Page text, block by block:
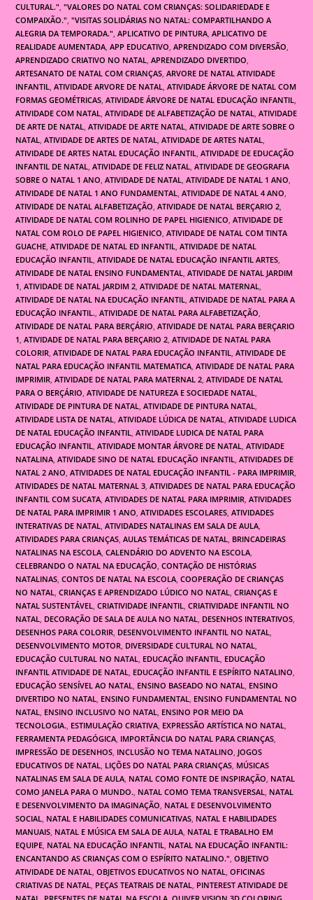
CULTURAL.", "VALORES DO NATAL COM CRIANÇAS: SOLIDARIEDADE E
COMPAIXÃO.", "VISITAS SOLIDÁRIAS NO NATAL: COMPARTILHANDO A
ALEGRIA DA TEMPORADA.", APLICATIVO DE PINTURA, APLICATIVO DE
REALIDADE AUMENTADA, APP EDUCATIVO, APRENDIZADO COM DIVERSÃO,
APRENDIZADO CRIATIVO NO NATAL, APRENDIZADO DIVERTIDO,
ARTESANATO DE NATAL COM CRIANÇAS, ARVORE DE NATAL ATIVIDADE
INFANTIL, ATIVIDADE ARVORE DE NATAL, ATIVIDADE ÁRVORE DE NATAL COM
FORMAS GEOMÉTRICAS, ATIVIDADE ÁRVORE DE NATAL EDUCAÇÃO INFANTIL,
ATIVIDADE COM NATAL, ATIVIDADE DE ALFABETIZAÇÃO DE NATAL, ATIVIDADE
DE ARTE DE NATAL, ATIVIDADE DE ARTE NATAL, ATIVIDADE DE ARTE SOBRE O
NATAL, ATIVIDADE DE ARTES DE NATAL, ATIVIDADE DE ARTES NATAL,
ATIVIDADE DE ARTES NATAL EDUCAÇÃO INFANTIL, ATIVIDADE DE EDUCAÇÃO
INFANTIL DE NATAL, ATIVIDADE DE FELIZ NATAL, ATIVIDADE DE GEOGRAFIA
SOBRE O NATAL 1 ANO, ATIVIDADE DE NATAL, ATIVIDADE DE NATAL 1 ANO,
ATIVIDADE DE NATAL 1 ANO FUNDAMENTAL, ATIVIDADE DE NATAL 4 ANO,
ATIVIDADE DE NATAL ALFABETIZAÇÃO, ATIVIDADE DE NATAL BERÇARIO 2,
ATIVIDADE DE NATAL COM ROLINHO DE PAPEL HIGIENICO, ATIVIDADE DE
NATAL COM ROLO DE PAPEL HIGIENICO, ATIVIDADE DE NATAL COM TINTA
GUACHE, ATIVIDADE DE NATAL ED INFANTIL, ATIVIDADE DE NATAL
EDUCAÇÃO INFANTIL, ATIVIDADE DE NATAL EDUCAÇÃO INFANTIL ARTES,
ATIVIDADE DE NATAL ENSINO FUNDAMENTAL, ATIVIDADE DE NATAL JARDIM
1, ATIVIDADE DE NATAL JARDIM 2, ATIVIDADE DE NATAL MATERNAL,
ATIVIDADE DE NATAL NA EDUCAÇÃO INFANTIL, ATIVIDADE DE NATAL PARA A
EDUCAÇÃO INFANTIL., ATIVIDADE DE NATAL PARA ALFABETIZAÇÃO,
ATIVIDADE DE NATAL PARA BERÇÁRIO, ATIVIDADE DE NATAL PARA BERÇARIO
1, ATIVIDADE DE NATAL PARA BERÇARIO 2, ATIVIDADE DE NATAL PARA
COLORIR, ATIVIDADE DE NATAL PARA EDUCAÇÃO INFANTIL, ATIVIDADE DE
NATAL PARA EDUCAÇÃO INFANTIL MATEMATICA, ATIVIDADE DE NATAL PARA
IMPRIMIR, ATIVIDADE DE NATAL PARA MATERNAL 2, ATIVIDADE DE NATAL
PARA O BERÇÁRIO, ATIVIDADE DE NATUREZA E SOCIEDADE NATAL,
ATIVIDADE DE PINTURA DE NATAL, ATIVIDADE DE PINTURA NATAL,
ATIVIDADE LISTA DE NATAL, ATIVIDADE LÚDICA DE NATAL, ATIVIDADE LUDICA
DE NATAL EDUCAÇÃO INFANTIL, ATIVIDADE LUDICA DE NATAL PARA
EDUCAÇÃO INFANTIL, ATIVIDADE MONTAR ÁRVORE DE NATAL, ATIVIDADE
NATALINA, ATIVIDADE SINO DE NATAL EDUCAÇÃO INFANTIL, ATIVIDADES DE
NATAL 2 ANO, ATIVIDADES DE NATAL EDUCAÇÃO INFANTIL - PARA IMPRIMIR,
ATIVIDADES DE NATAL MATERNAL 3, ATIVIDADES DE NATAL PARA EDUCAÇÃO
INFANTIL COM SUCATA, ATIVIDADES DE NATAL PARA IMPRIMIR, ATIVIDADES
DE NATAL PARA IMPRIMIR 1 ANO, ATIVIDADES ESCOLARES, ATIVIDADES
INTERATIVAS DE NATAL, ATIVIDADES NATALINAS EM SALA DE AULA,
ATIVIDADES PARA CRIANÇAS, AULAS TEMÁTICAS DE NATAL, BRINCADEIRAS
NATALINAS NA ESCOLA, CALENDÁRIO DO ADVENTO NA ESCOLA,
CELEBRANDO O NATAL NA EDUCAÇÃO, CONTAÇÃO DE HISTÓRIAS
NATALINAS, CONTOS DE NATAL NA ESCOLA, COOPERAÇÃO DE CRIANÇAS
NO NATAL, CRIANÇAS E APRENDIZADO LÚDICO NO NATAL, CRIANÇAS E
NATAL SUSTENTÁVEL, CRIATIVIDADE INFANTIL, CRIATIVIDADE INFANTIL NO
NATAL, DECORAÇÃO DE SALA DE AULA NO NATAL, DESENHOS INTERATIVOS,
DESENHOS PARA COLORIR, DESENVOLVIMENTO INFANTIL NO NATAL,
DESENVOLVIMENTO MOTOR, DIVERSIDADE CULTURAL NO NATAL,
EDUCAÇÃO CULTURAL NO NATAL, EDUCAÇÃO INFANTIL, EDUCAÇÃO
INFANTIL ATIVIDADE DE NATAL, EDUCAÇÃO INFANTIL E ESPÍRITO NATALINO,
EDUCAÇÃO SENSÍVEL AO NATAL, ENSINO BASEADO NO NATAL, ENSINO
DIVERTIDO NO NATAL, ENSINO FUNDAMENTAL, ENSINO FUNDAMENTAL NO
NATAL, ENSINO INCLUSIVO NO NATAL, ENSINO POR MEIO DA
TECNOLOGIA., ESTIMULAÇÃO CRIATIVA, EXPRESSÃO ARTÍSTICA NO NATAL,
FERRAMENTA PEDAGÓGICA, IMPORTÂNCIA DO NATAL PARA CRIANÇAS,
IMPRESSÃO DE DESENHOS, INCLUSÃO NO TEMA NATALINO, JOGOS
EDUCATIVOS DE NATAL, LIÇÕES DO NATAL PARA CRIANÇAS, MÚSICAS
NATALINAS EM SALA DE AULA, NATAL COMO FONTE DE INSPIRAÇÃO, NATAL
COMO JANELA PARA O MUNDO., NATAL COMO TEMA TRANSVERSAL, NATAL
E DESENVOLVIMENTO DA IMAGINAÇÃO, NATAL E DESENVOLVIMENTO
SOCIAL, NATAL E HABILIDADES COMUNICATIVAS, NATAL E HABILIDADES
MANUAIS, NATAL E MÚSICA EM SALA DE AULA, NATAL E TRABALHO EM
EQUIPE, NATAL NA EDUCAÇÃO INFANTIL, NATAL NA EDUCAÇÃO INFANTIL:
ENCANTANDO AS CRIANÇAS COM O ESPÍRITO NATALINO.", OBJETIVO
ATIVIDADE DE NATAL, OBJETIVOS EDUCATIVOS NO NATAL, OFICINAS
CRIATIVAS DE NATAL, PEÇAS TEATRAIS DE NATAL, PINTEREST ATIVIDADE DE